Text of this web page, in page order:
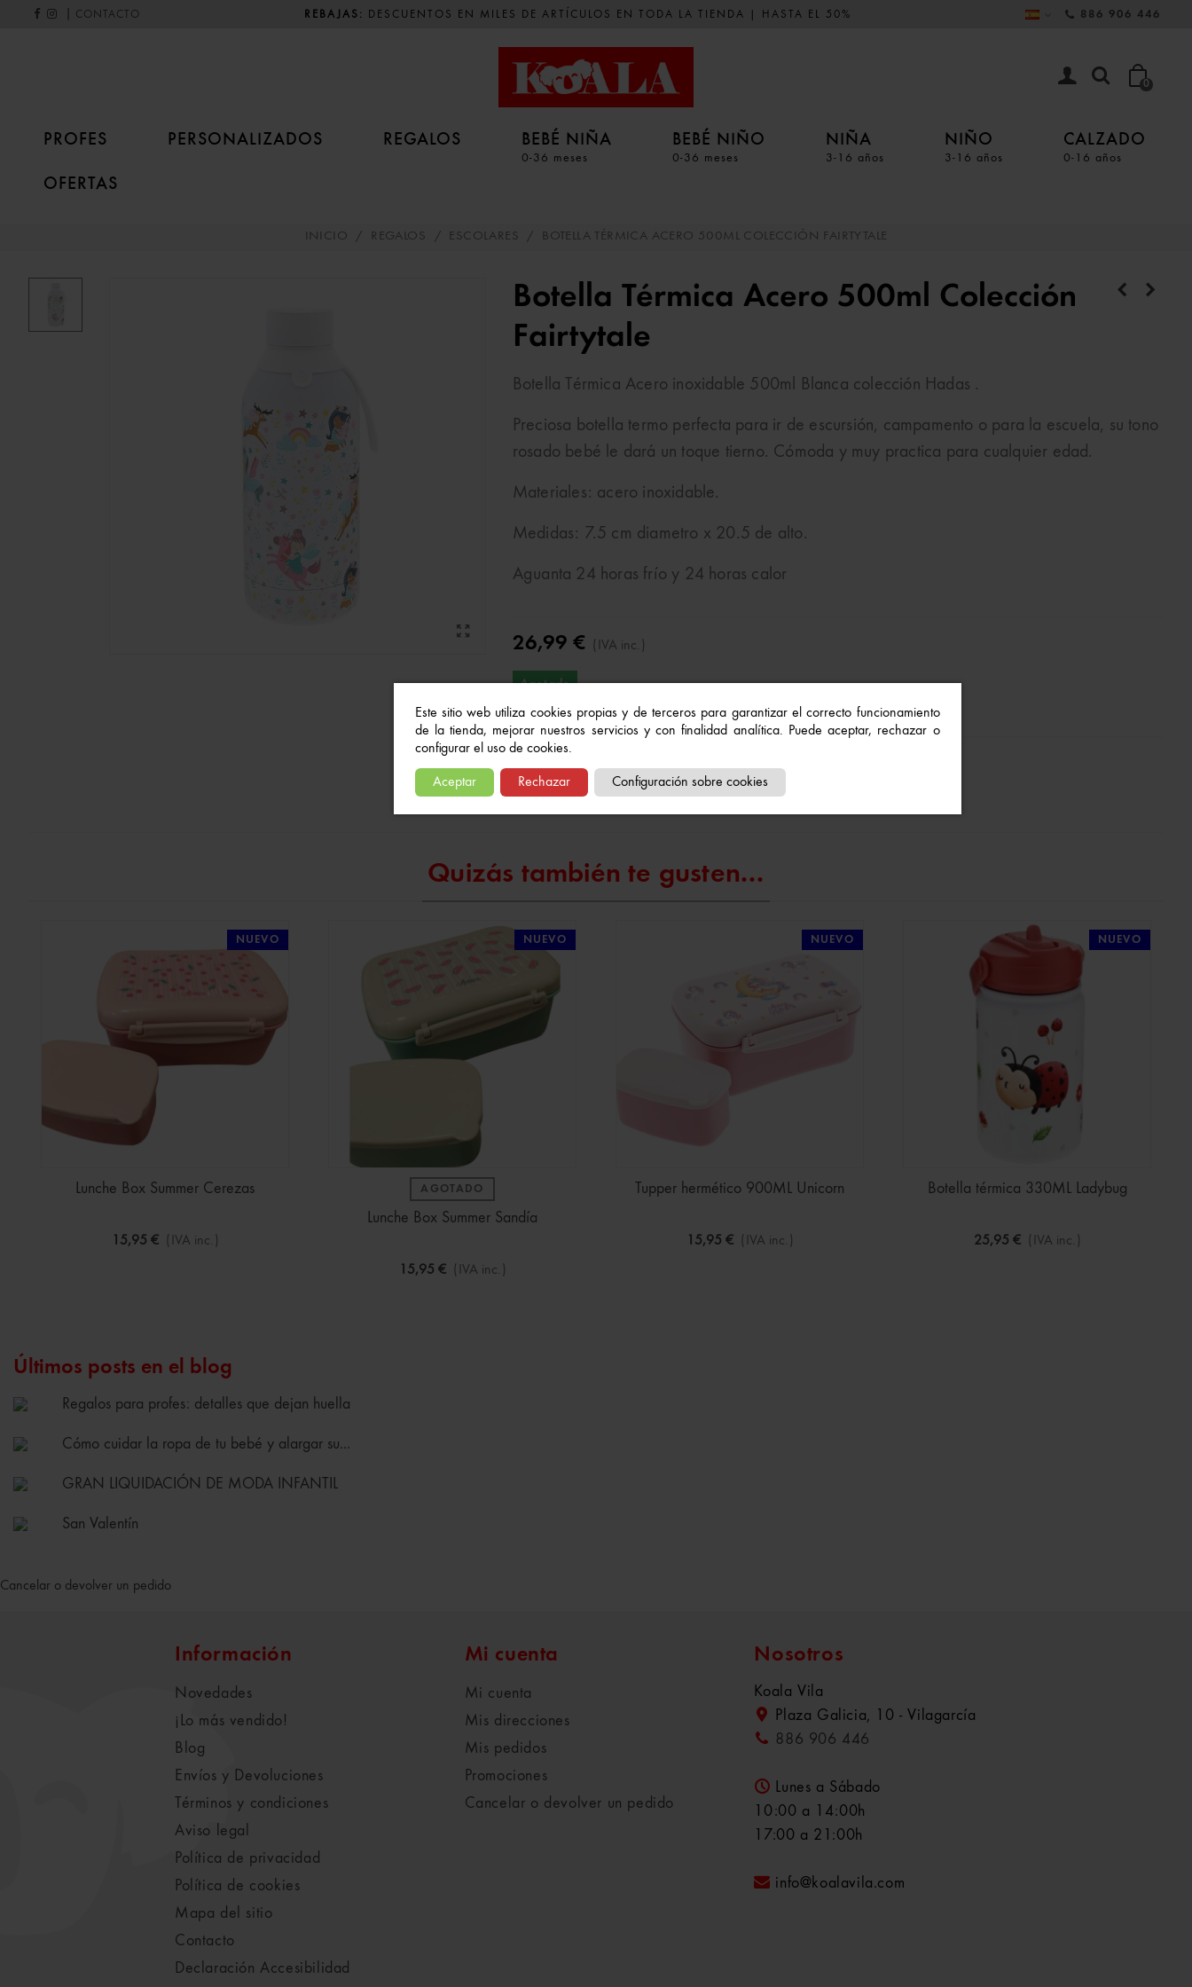
Este sitio web utiliza cookies propias y de terceros para garantizar el correcto funcionamiento
de la tienda, mejorar nuestros servicios y con finalidad analítica. Puede aceptar, rechazar o
configurar el uso de cookies.
Aceptar Rechazar Configuración sobre cookies
CONTACTO REBAJAS: DESCUENTOS EN MILES DE ARTÍCULOS EN TODA LA TIENDA | HASTA EL 50% 886 906 446
0
PROFES PERSONALIZADOS REGALOS BEBÉ NIÑA
0-36 meses
BEBÉ NIÑO
0-36 meses
NIÑA
3-16 años
NIÑO
3-16 años
CALZADO
0-16 años
OFERTAS
INICIO / REGALOS / ESCOLARES / BOTELLA TÉRMICA ACERO 500ML COLECCIÓN FAIRTYTALE
Botella Térmica Acero 500ml Colección
Fairtytale
Botella Térmica Acero inoxidable 500ml Blanca colección Hadas .
Preciosa botella termo perfecta para ir de escursión, campamento o para la escuela, su tono
rosado bebé le dará un toque tierno. Cómoda y muy practica para cualquier edad.
Materiales: acero inoxidable.
Medidas: 7.5 cm diametro x 20.5 de alto.
Aguanta 24 horas frío y 24 horas calor
26,99 € (IVA inc.)
Agotado
A Lista De Deseos
Quizás también te gusten...
NUEVO
Lunche Box Summer Cerezas
15,95 € (IVA inc.)
NUEVO
AGOTADO
Lunche Box Summer Sandía
15,95 € (IVA inc.)
NUEVO
Tupper hermético 900ML Unicorn
15,95 € (IVA inc.)
NUEVO
Botella térmica 330ML Ladybug
25,95 € (IVA inc.)
Últimos posts en el blog
Regalos para profes: detalles que dejan huella
Cómo cuidar la ropa de tu bebé y alargar su...
GRAN LIQUIDACIÓN DE MODA INFANTIL
San Valentín
Cancelar o devolver un pedido
Información
Novedades
¡Lo más vendido!
Blog
Envíos y Devoluciones
Términos y condiciones
Aviso legal
Política de privacidad
Política de cookies
Mapa del sitio
Contacto
Declaración Accesibilidad
Mi cuenta
Mi cuenta
Mis direcciones
Mis pedidos
Promociones
Cancelar o devolver un pedido
Nosotros
Koala Vila
Plaza Galicia, 10 - Vilagarcía
886 906 446
Lunes a Sábado
10:00 a 14:00h
17:00 a 21:00h
info@koalavila.com